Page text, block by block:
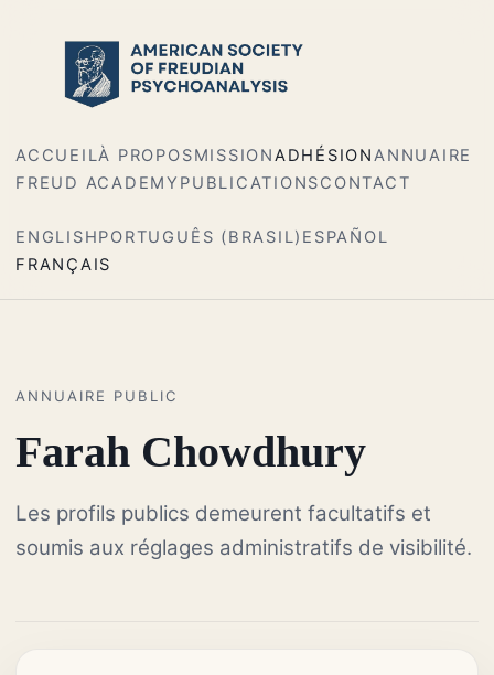
ACCUEILÀ PROPOSMISSIONADHÉSIONANNUAIRE
FREUD ACADEMY PUBLICATIONSCONTACT
ENGLISHPORTUGUÊS (BRASIL) ESPAÑOL
FRANÇAIS
ANNUAIRE PUBLIC
Farah Chowdhury
Les profils publics demeurent facultatifs et
soumis aux réglages administratifs de visibilité.